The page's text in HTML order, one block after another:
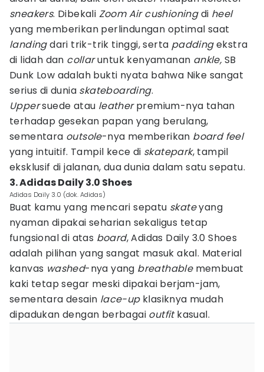
sneakers. Dibekali Zoom Air cushioningdi heel
yang memberikan perlindungan optimal saat
landingdari trik-trik tinggi, serta paddingekstra
di lidah dan collaruntuk kenyamanan ankle, SB
Dunk Low adalah bukti nyata bahwa Nike sangat
serius di dunia skateboarding.
Uppersuede atau leatherpremium-nya tahan
terhadap gesekan papan yang berulang,
sementara outsole-nya memberikan board feel
yang intuitif. Tampil kece di skatepark, tampil
eksklusif di jalanan, dua dunia dalam satu sepatu.
3. Adidas Daily 3.0 Shoes
Adidas Daily 3.0 (dok. Adidas)
Buat kamu yang mencari sepatu skateyang
nyaman dipakai seharian sekaligus tetap
fungsional di atas board, Adidas Daily 3.0 Shoes
adalah pilihan yang sangat masuk akal. Material
kanvas washed-nya yang breathablemembuat
kaki tetap segar meski dipakai berjam-jam,
sementara desain lace-upklasiknya mudah
dipadukan dengan berbagai outfitkasual.